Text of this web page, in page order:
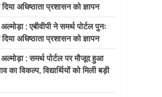
अधिष्ठाता प्रशासन को ज्ञापन
अल्मोड़ा : एबीवीपी ने समर्थ पोर्टल पुनः
अधिष्ठाता प्रशासन को ज्ञापन
अल्मोड़ा : समर्थ पोर्टल पर मौजूद हुआ
का विकल्प, विद्यार्थियों को मिली बड़ी